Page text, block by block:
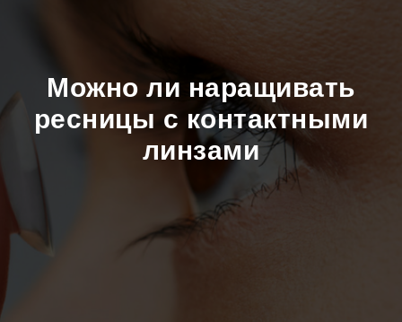
Можно ли наращивать
ресницы с контактными
линзами